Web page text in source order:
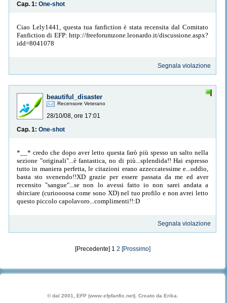
Cap. 1: One-shot
Ciao Lely1441, questa tua fanfiction è stata recensita dal Comitato
Fanfiction di EFP: http://freeforumzone.leonardo.it/discussione.aspx?
idd=8041078
Segnala violazione
beautiful_disaster
Recensore Veterano
28/10/08, ore 17:01
Cap. 1: One-shot
*__* credo che dopo aver letto questa farò più spesso un salto nella
sezione "originali"...è fantastica, no di più...splendida!! Hai espresso
tutto in maniera perfetta, le citazioni erano azzeccatessime e...oddio,
basta sto svenendo!!XD grazie per essere passata da me ed aver
recensito "sangue"...se non lo avessi fatto io non sarei andata a
sbirciare (curioooosa come sono XD) nel tuo profilo e non avrei letto
questo piccolo capolavoro...complimenti!!:D
Segnala violazione
[Precedente] 1 2 [Prossimo]
© dal 2001, EFP (www.efpfanfic.net). Creato da Erika.